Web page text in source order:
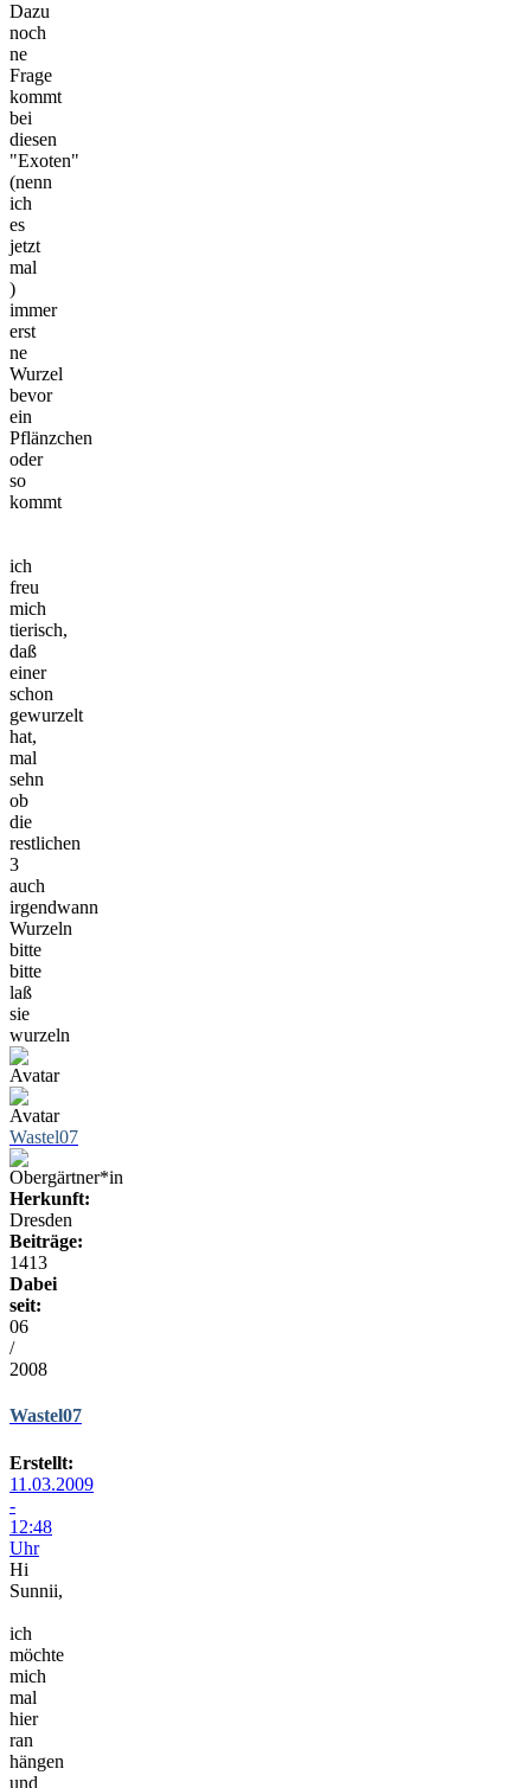
Dazu
noch
ne
Frage
kommt
bei
diesen
"Exoten"
(nenn
ich
es
jetzt
mal
)
immer
erst
ne
Wurzel
bevor
ein
Pflänzchen
oder
so
kommt
ich
freu
mich
tierisch,
daß
einer
schon
gewurzelt
hat,
mal
sehn
ob
die
restlichen
3
auch
irgendwann
Wurzeln
bitte
bitte
laß
sie
wurzeln
Wastel07
Herkunft:
Dresden
Beiträge:
1413
Dabei
seit:
06
/
2008
Wastel07
Erstellt:
11.03.2009
-
12:48
Uhr
Hi
Sunnii,
ich
möchte
mich
mal
hier
ran
hängen
und